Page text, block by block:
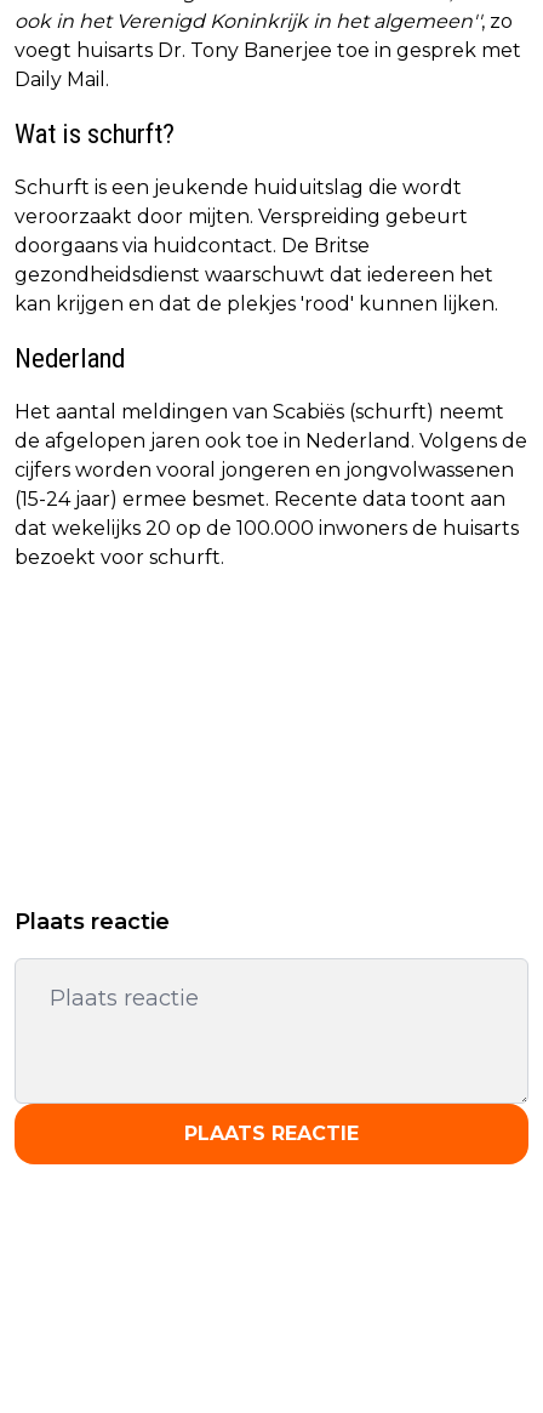
ook in het Verenigd Koninkrijk in het algemeen'', zo
voegt huisarts Dr. Tony Banerjee toe in gesprek met
Daily Mail.
Wat is schurft?
Schurft is een jeukende huiduitslag die wordt
veroorzaakt door mijten. Verspreiding gebeurt
doorgaans via huidcontact. De Britse
gezondheidsdienst waarschuwt dat iedereen het
kan krijgen en dat de plekjes 'rood' kunnen lijken.
Nederland
Het aantal meldingen van Scabiës (schurft) neemt
de afgelopen jaren ook toe in Nederland. Volgens de
cijfers worden vooral jongeren en jongvolwassenen
(15-24 jaar) ermee besmet. Recente data toont aan
dat wekelijks 20 op de 100.000 inwoners de huisarts
bezoekt voor schurft.
Plaats reactie
PLAATS REACTIE